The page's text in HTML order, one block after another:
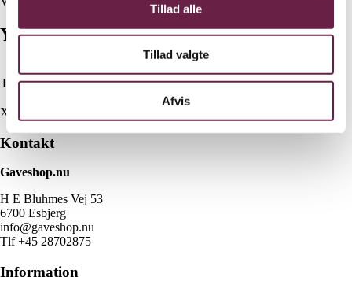
Tillad alle
Tillad valgte
Afvis
Yderligere information
Farve Sand, Sort
X
Kontakt
Gaveshop.nu
H E Bluhmes Vej 53
6700 Esbjerg
info@gaveshop.nu
Tlf +45 28702875
Information